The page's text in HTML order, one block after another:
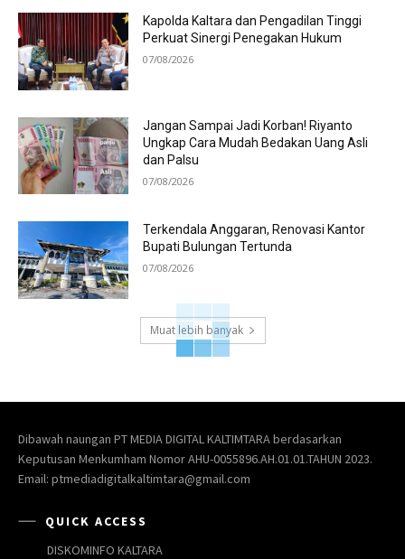
Kapolda Kaltara dan Pengadilan Tinggi
Perkuat Sinergi Penegakan Hukum
07/08/2026
Jangan Sampai Jadi Korban! Riyanto
Ungkap Cara Mudah Bedakan Uang Asli
dan Palsu
07/08/2026
Terkendala Anggaran, Renovasi Kantor
Bupati Bulungan Tertunda
07/08/2026
Muat lebih banyak
Dibawah naungan PT MEDIA DIGITAL KALTIMTARA berdasarkan
Keputusan Menkumham Nomor AHU-0055896.AH.01.01.TAHUN 2023.
Email: ptmediadigitalkaltimtara@gmail.com
QUICK ACCESS
DISKOMINFO KALTARA